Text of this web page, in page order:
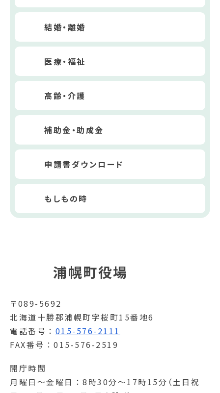
結婚・離婚
医療・福祉
高齢・介護
補助金・助成金
申請書ダウンロード
もしもの時
浦幌町役場
〒089-5692
北海道十勝郡浦幌町字桜町15番地6
電話番号
015-576-2111
FAX番号
015-576-2519
開庁時間
月曜日～金曜日
8時30分～17時15分（土日祝